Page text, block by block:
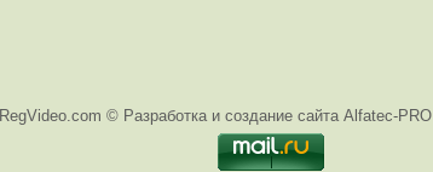
RegVideo.com © Разработка и создание сайта Alfatec-PRO